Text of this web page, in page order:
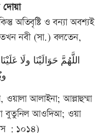
দোয়া
অতিবৃষ্টি ও বন্যা অবশ্যই
নবী (সা.) বলতেন,
اللَّهُمَّ حَوَالَيْنَا ولَا
ওয়ালা আলাইনা; আল্লাহুম্মা
বুতুনিল আওদিআ; ওয়া
: ১০১৪)